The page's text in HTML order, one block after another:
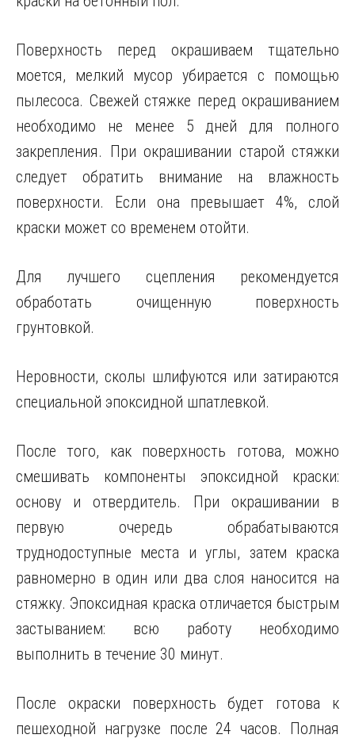
Поверхность перед окрашиваем тщательно
моется, мелкий мусор убирается с помощью
пылесоса. Свежей стяжке перед окрашиванием
необходимо не менее 5 дней для полного
закрепления. При окрашивании старой стяжки
следует обратить внимание на влажность
поверхности. Если она превышает 4%, слой
краски может со временем отойти.
Для лучшего сцепления рекомендуется
обработать очищенную поверхность
грунтовкой.
Неровности, сколы шлифуются или затираются
специальной эпоксидной шпатлевкой.
После того, как поверхность готова, можно
смешивать компоненты эпоксидной краски:
основу и отвердитель. При окрашивании в
первую очередь обрабатываются
труднодоступные места и углы, затем краска
равномерно в один или два слоя наносится на
стяжку. Эпоксидная краска отличается быстрым
застыванием: всю работу необходимо
выполнить в течение 30 минут.
После окраски поверхность будет готова к
пешеходной нагрузке после 24 часов. Полная